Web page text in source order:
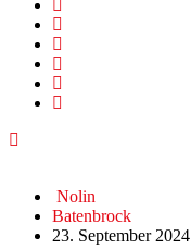
Nolin
Batenbrock
23. September 2024